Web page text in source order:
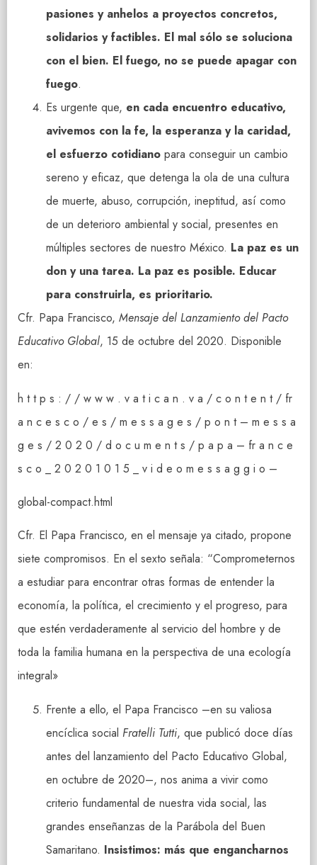
pasiones y anhelos a proyectos concretos,
solidarios y factibles. El mal sólo se soluciona
con el bien. El fuego, no se puede apagar con
fuego.
Es urgente que, en cada encuentro educativo,
avivemos con la fe, la esperanza y la caridad,
el esfuerzo cotidiano para conseguir un cambio
sereno y eficaz, que detenga la ola de una cultura
de muerte, abuso, corrupción, ineptitud, así como
de un deterioro ambiental y social, presentes en
múltiples sectores de nuestro México. La paz es un
don y una tarea. La paz es posible. Educar
para construirla, es prioritario.
Cfr. Papa Francisco, Mensaje del Lanzamiento del Pacto
Educativo Global, 15 de octubre del 2020. Disponible
en:
h t t p s : / / w w w . v a t i c a n . v a / c o n t e n t / fr
a n c e s c o / e s / m e s s a g e s / p o n t – m e s s a
g e s / 2 0 2 0 / d o c u m e n t s / p a p a – fr a n c e
s c o _ 2 0 2 0 1 0 1 5 _ v i d e o m e s s a g g i o –
global-compact.html
Cfr. El Papa Francisco, en el mensaje ya citado, propone
siete compromisos. En el sexto señala: “Comprometernos
a estudiar para encontrar otras formas de entender la
economía, la política, el crecimiento y el progreso, para
que estén verdaderamente al servicio del hombre y de
toda la familia humana en la perspectiva de una ecología
integral»
Frente a ello, el Papa Francisco –en su valiosa
encíclica social Fratelli Tutti, que publicó doce días
antes del lanzamiento del Pacto Educativo Global,
en octubre de 2020–, nos anima a vivir como
criterio fundamental de nuestra vida social, las
grandes enseñanzas de la Parábola del Buen
Samaritano. Insistimos: más que engancharnos